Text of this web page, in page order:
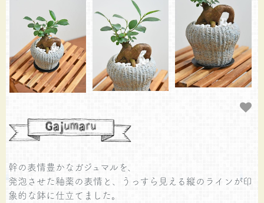
幹の表情豊かなガジュマルを、
発泡させた釉薬の表情と、うっすら見える縦のラインが印
象的な鉢に仕立てました。